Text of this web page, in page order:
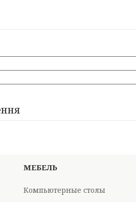
МЕБЕЛЬ
Компьютерные столы